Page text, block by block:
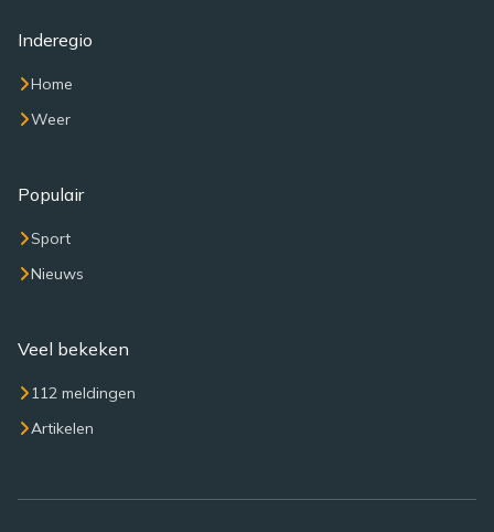
Inderegio
Home
Weer
Populair
Sport
Nieuws
Veel bekeken
112 meldingen
Artikelen